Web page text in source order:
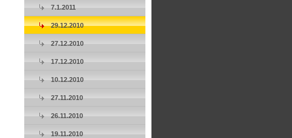
7.1.2011
29.12.2010
27.12.2010
17.12.2010
10.12.2010
27.11.2010
26.11.2010
19.11.2010